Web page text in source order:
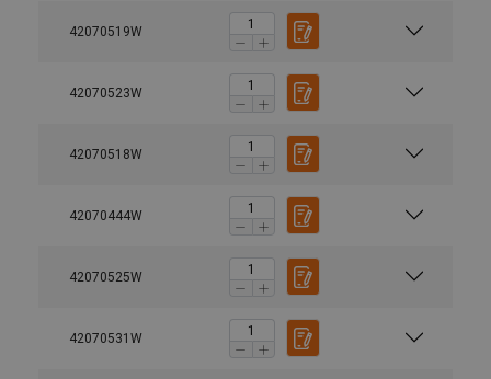
42070519W
42070523W
42070518W
42070444W
42070525W
42070531W